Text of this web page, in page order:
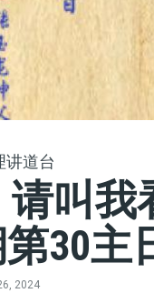
讲道台
请叫
30主
2024